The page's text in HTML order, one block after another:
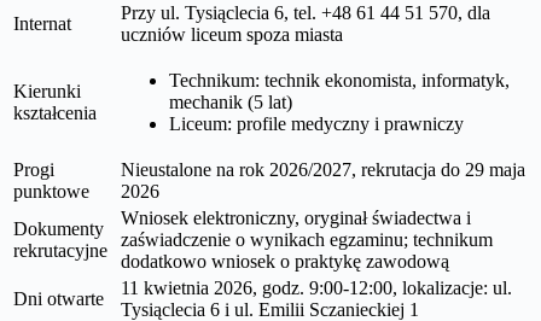
Internat
Przy ul. Tysiąclecia 6, tel. +48 61 44 51 570, dla
uczniów liceum spoza miasta
Kierunki
kształcenia
Technikum: technik ekonomista, informatyk,
mechanik (5 lat)
Liceum: profile medyczny i prawniczy
Progi
punktowe
Nieustalone na rok 2026/2027, rekrutacja do 29 maja
2026
Dokumenty
rekrutacyjne
Wniosek elektroniczny, oryginał świadectwa i
zaświadczenie o wynikach egzaminu; technikum
dodatkowo wniosek o praktykę zawodową
Dni otwarte
11 kwietnia 2026, godz. 9:00-12:00, lokalizacje: ul.
Tysiąclecia 6 i ul. Emilii Sczanieckiej 1